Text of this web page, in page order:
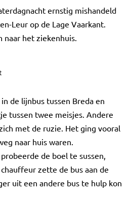
ernstig mishandeld
Leur op de Lage Vaarkant.
naar het ziekenhuis.
de lijnbus tussen Breda en
tussen twee meisjes. Andere
met de ruzie. Het ging vooral
naar huis waren.
de boel te sussen,
zette de bus aan de
uit een andere bus te hulp kon